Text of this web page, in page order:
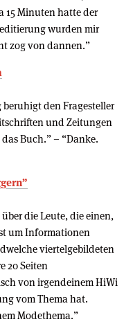
15 Minuten hatte der
wurden mir
zog von dannen.”
den Fragesteller
und Zeitungen
Buch.” – “Danke.
die Leute, die einen,
um Informationen
viertelgebildeten
20 Seiten
von irgendeinem HiWi
vom Thema hat.
Modethema.”